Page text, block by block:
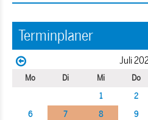
Terminplaner
Juli
Mo Di Mi Do
1
2
6
7 8 9